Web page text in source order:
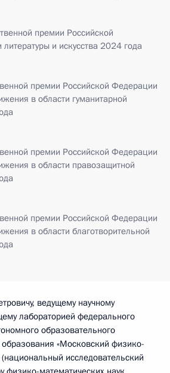
премии Российской
и искусства 2024 года
премии Российской Федерации
в области гуманитарной
премии Российской Федерации
в области правозащитной
премии Российской Федерации
в области благотворительной
ведущему научному
лабораторией федерального
образовательного
«Московский физико-
(национальный исследовательский